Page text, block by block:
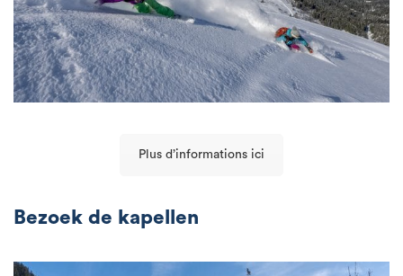
Plus d’informations ici
Bezoek de kapellen